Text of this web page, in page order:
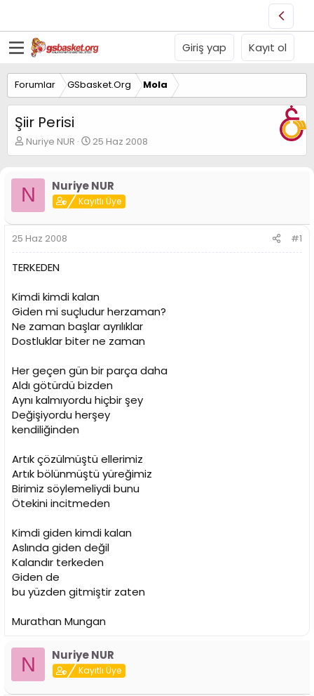
Giriş yap Kayıt ol
Forumlar GSbasket.Org Mola
Şiir Perisi
K
o
u
y
u
B
a
ş
l
a
a
n
Nuriye NUR
B
a
l
a
n
ı
t
i
h
i
25 Haz 2008
N Nuriye NUR
Kayıtlı Üye
25 Haz 2008 #1
TERKEDEN
Kimdi kimdi kalan
Giden mi suçludur herzaman?
Ne zaman başlar ayrılıklar
Dostluklar biter ne zaman
Her geçen gün bir parça daha
Aldı götürdü bizden
Aynı kalmıyordu hiçbir şey
Değişiyordu herşey
kendiliğinden
Artık çözülmüştü ellerimiz
Artık bölünmüştü yüreğimiz
Birimiz söylemeliydi bunu
Ötekini incitmeden
Kimdi giden kimdi kalan
Aslında giden değil
Kalandır terkeden
Giden de
bu yüzden gitmiştir zaten
Murathan Mungan
N Nuriye NUR
Kayıtlı Üye